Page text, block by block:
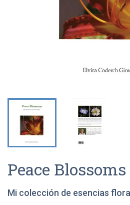
Peace Blossoms
Mi colección de esencias